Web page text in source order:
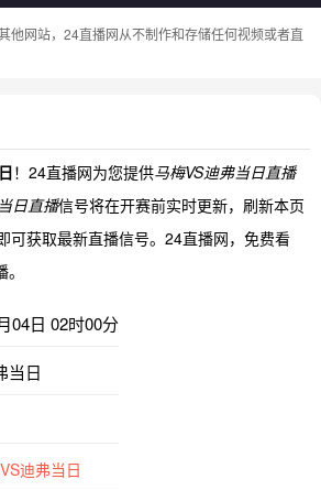
他网站，24直播网从不制作和存储任何视频或者直
！24直播网为您提供马梅VS迪弗当日直播
日直播信号将在开赛前实时更新，刷新本页
可获取最新直播信号。24直播网，免费看
04日 02时00分
当日
迪弗当日